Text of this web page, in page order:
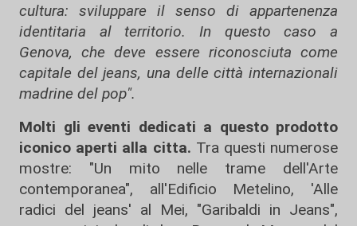
cultura: sviluppare il senso di appartenenza
identitaria al territorio. In questo caso a
Genova, che deve essere riconosciuta come
capitale del jeans, una delle città internazionali
madrine del pop".
Molti gli eventi dedicati a questo prodotto
iconico aperti alla citta. Tra questi numerose
mostre: "Un mito nelle trame dell'Arte
contemporanea", all'Edificio Metelino, 'Alle
radici del jeans' al Mei, "Garibaldi in Jeans",